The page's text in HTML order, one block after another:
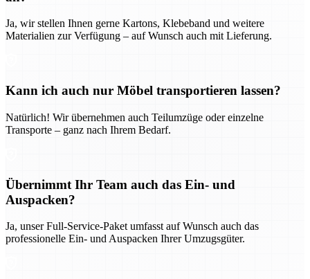
Ja, wir stellen Ihnen gerne Kartons, Klebeband und weitere
Materialien zur Verfügung – auf Wunsch auch mit Lieferung.
Kann ich auch nur Möbel transportieren lassen?
Natürlich! Wir übernehmen auch Teilumzüge oder einzelne
Transporte – ganz nach Ihrem Bedarf.
Übernimmt Ihr Team auch das Ein- und
Auspacken?
Ja, unser Full-Service-Paket umfasst auf Wunsch auch das
professionelle Ein- und Auspacken Ihrer Umzugsgüter.